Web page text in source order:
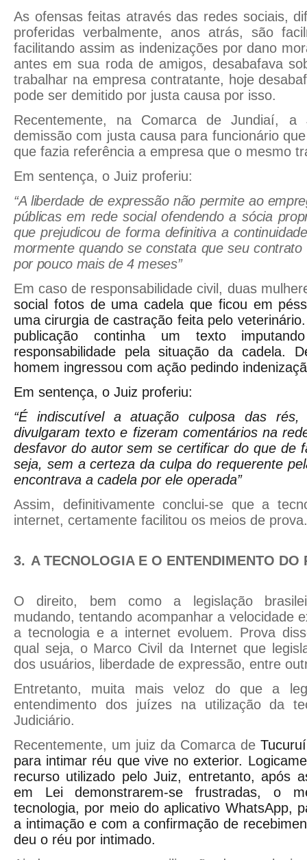
As ofensas feitas através das redes sociais,
proferidas verbalmente, anos atrás, são
facilitando assim as indenizações por dano
antes em sua roda de amigos, desabafava
trabalhar na empresa contratante, hoje
pode ser demitido por justa causa por isso.
Recentemente, na Comarca de Jundiaí, a
demissão com justa causa para funcionário
que fazia referência a empresa que o mesmo
Em sentença, o Juiz proferiu:
“A liberdade de expressão não permite ao
públicas em rede social ofendendo a sócia
que prejudicou de forma definitiva a
mormente quando se constata que seu
por pouco mais de 4 meses”
Em caso de responsabilidade civil, duas
social fotos de uma cadela que ficou em
uma cirurgia de castração feita pelo
publicação continha um texto
responsabilidade pela situação da cadela.
homem ingressou com ação pedindo
Em sentença, o Juiz proferiu:
“É indiscutível a atuação culposa das
divulgaram texto e fizeram comentários na
desfavor do autor sem se certificar do que de
seja, sem a certeza da culpa do requerente
encontrava a cadela por ele operada”
Assim, definitivamente conclui-se que a
internet, certamente facilitou os meios de prova.
3. A TECNOLOGIA E O ENTENDIMENTO DO
O direito, bem como a legislação
mudando, tentando acompanhar a velocidade
a tecnologia e a internet evoluem. Prova
qual seja, o Marco Civil da Internet que
dos usuários, liberdade de expressão, entre
Entretanto, muita mais veloz do que a
entendimento dos juízes na utilização da
Judiciário.
Recentemente, um juiz da Comarca de
para intimar réu que vive no exterior.
recurso utilizado pelo Juiz, entretanto, após
em Lei demonstrarem-se frustradas, o
tecnologia, por meio do aplicativo WhatsApp,
a intimação e com a confirmação de
deu o réu por intimado.